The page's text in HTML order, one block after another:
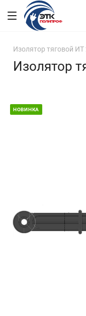
Изолятор тяговой ИТ
Изолятор
НОВИНКА